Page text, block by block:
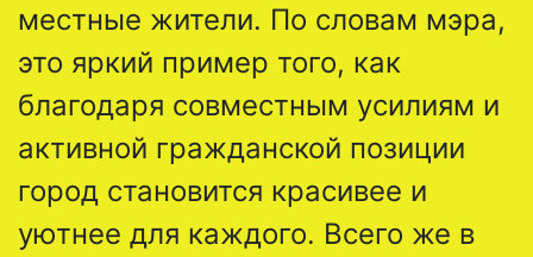
местные жители. По словам мэра,
это яркий пример того, как
благодаря совместным усилиям и
активной гражданской позиции
город становится красивее и
уютнее для каждого. Всего же в